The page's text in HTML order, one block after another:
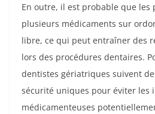
En outre, il est probable que les
plusieurs médicaments sur
libre, ce qui peut entraîner des
lors des procédures dentaires.
dentistes gériatriques suivent
sécurité uniques pour éviter les
médicamenteuses